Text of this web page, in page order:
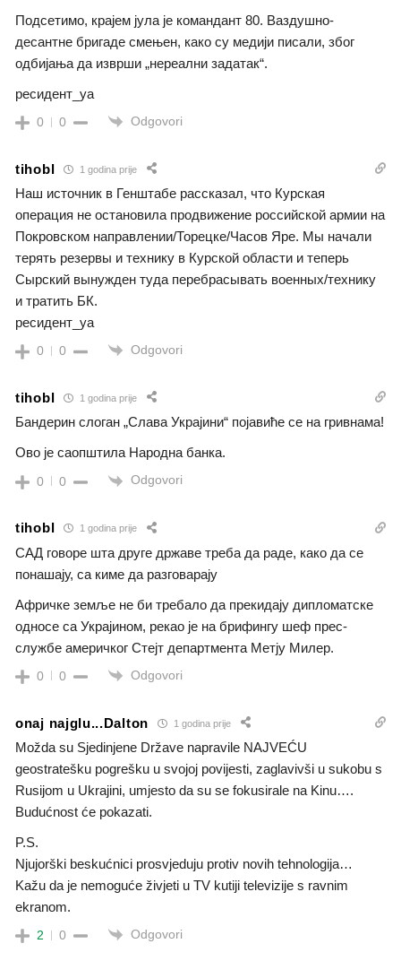
Подсетимо, крајем јула је командант 80. Ваздушно-
десантне бригаде смењен, како су медији писали, због
одбијања да изврши „нереални задатак“.
ресидент_уа
0 0 Odgovori
tihobl 1 godina prije
Наш источник в Генштабе рассказал, что Курская
операция не остановила продвижение российской армии на
Покровском направлении/Торецке/Часов Яре. Мы начали
терять резервы и технику в Курской области и теперь
Сырский вынужден туда перебрасывать военных/технику
и тратить БК.
ресидент_уа
0 0 Odgovori
tihobl 1 godina prije
Бандерин слоган „Слава Украјини“ појавиће се на гривнама!
Ово је саопштила Народна банка.
0 0 Odgovori
tihobl 1 godina prije
САД говоре шта друге државе треба да раде, како да се
понашају, са киме да разговарају
Афричке земље не би требало да прекидају дипломатске
односе са Украјином, рекао је на брифингу шеф прес-
службе америчког Стејт департмента Метју Милер.
0 0 Odgovori
onaj najglu...Dalton 1 godina prije
Možda su Sjedinjene Države napravile NAJVEĆU
geostratešku pogrešku u svojoj povijesti, zaglavivši u sukobu s
Rusijom u Ukrajini, umjesto da su se fokusirale na Kinu….
Budućnost će pokazati.
P.S.
Njujorški beskućnici prosvjeduju protiv novih tehnologija…
Kažu da je nemoguće živjeti u TV kutiji televizije s ravnim
ekranom.
2 0 Odgovori